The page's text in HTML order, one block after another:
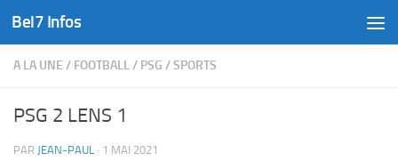
Skip to content
Bel7 Infos
A LA UNE / FOOTBALL/ PSG /SPORTS
PSG 2 LENS 1
PAR JEAN-PAUL · 1 MAI 2021